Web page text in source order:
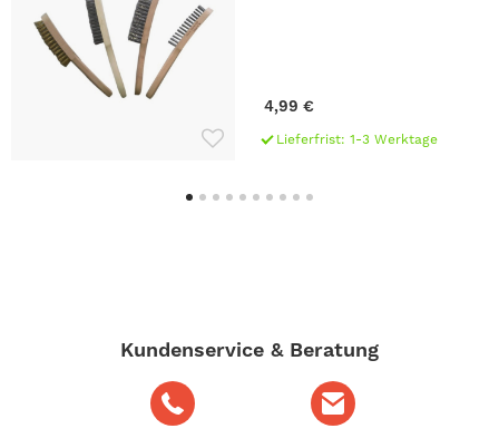
4,99 €
Lieferfrist: 1-3 Werktage
Kundenservice & Beratung